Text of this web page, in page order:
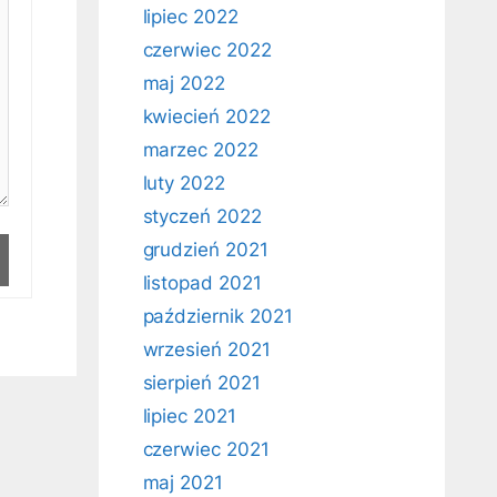
lipiec 2022
czerwiec 2022
maj 2022
kwiecień 2022
marzec 2022
luty 2022
styczeń 2022
grudzień 2021
listopad 2021
październik 2021
wrzesień 2021
sierpień 2021
lipiec 2021
czerwiec 2021
maj 2021